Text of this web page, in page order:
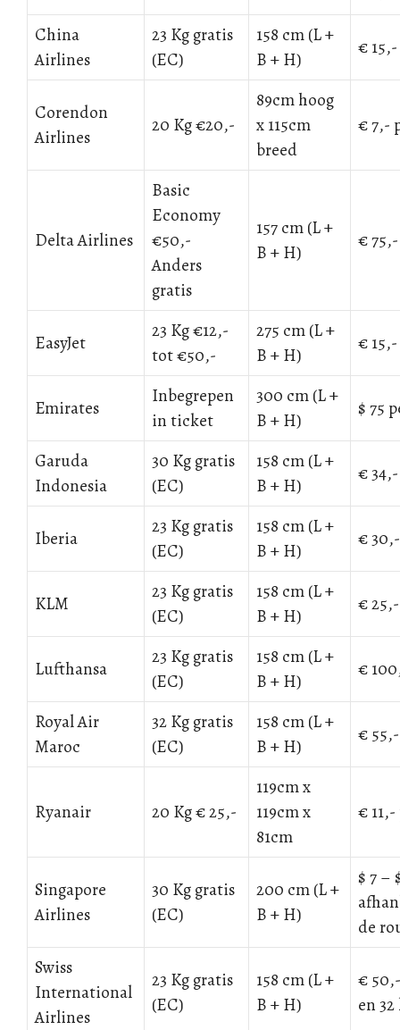
China
Airlines
23 Kg gratis
(EC)
158 cm (L +
B + H)
€
Corendon
Airlines
20 Kg €20,-
89cm hoog
x 115cm
breed
€ 7,-
Delta Airlines
Basic
Economy
€50,-
Anders
gratis
157 cm (L +
B + H)
€
EasyJet
23 Kg €12,-
tot €50,-
275 cm (L +
B + H)
€
Emirates
Inbegrepen
in ticket
300 cm (L +
B + H)
$ 75
Garuda
Indonesia
30 Kg gratis
(EC)
158 cm (L +
B + H)
€
Iberia
23 Kg gratis
(EC)
158 cm (L +
B + H)
€
KLM
23 Kg gratis
(EC)
158 cm (L +
B + H)
€
Lufthansa
23 Kg gratis
(EC)
158 cm (L +
B + H)
€
Royal Air
Maroc
32 Kg gratis
(EC)
158 cm (L +
B + H)
€
Ryanair 20 Kg € 25,-
119cm x
119cm x
81cm
€
Singapore
Airlines
30 Kg gratis
(EC)
200 cm (L +
B + H)
$ 7 –
de
Swiss
International
Airlines
23 Kg gratis
(EC)
158 cm (L +
B + H)
€
en